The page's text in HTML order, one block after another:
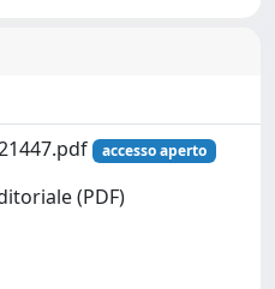
accesso aperto
(PDF)